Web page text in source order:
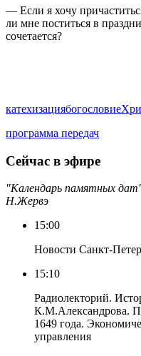
— Если я хочу
ли мне поститься в
сочетается?
катехизациябогословие
программа передач
Сейчас в эфире
"Календарь памятных
Н.Жервэ
15:00
Новости Санкт-
15:10
Радиолекторий.
К.М.Александрова.
1649 года.
управления